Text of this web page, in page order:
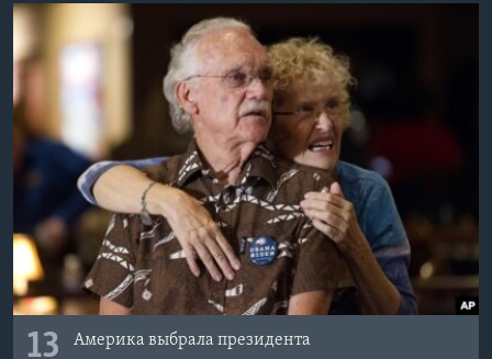
13 Америка выбрала президента